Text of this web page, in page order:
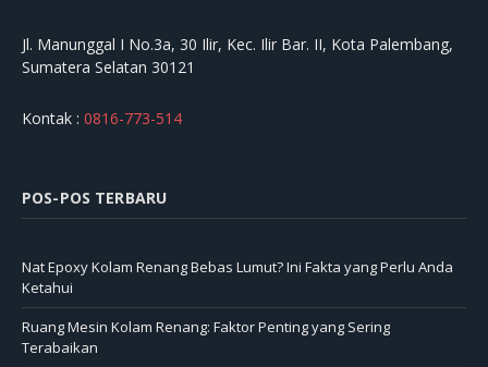
Jl. Manunggal I No.3a, 30 Ilir, Kec. Ilir Bar. II, Kota Palembang,
Sumatera Selatan 30121
Kontak : 0816-773-514
POS-POS TERBARU
Nat Epoxy Kolam Renang Bebas Lumut? Ini Fakta yang Perlu Anda
Ketahui
Ruang Mesin Kolam Renang: Faktor Penting yang Sering
Terabaikan